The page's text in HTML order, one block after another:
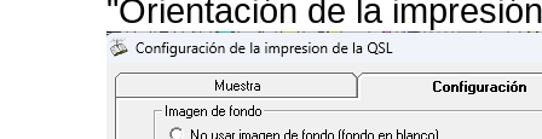
"Orientación de la